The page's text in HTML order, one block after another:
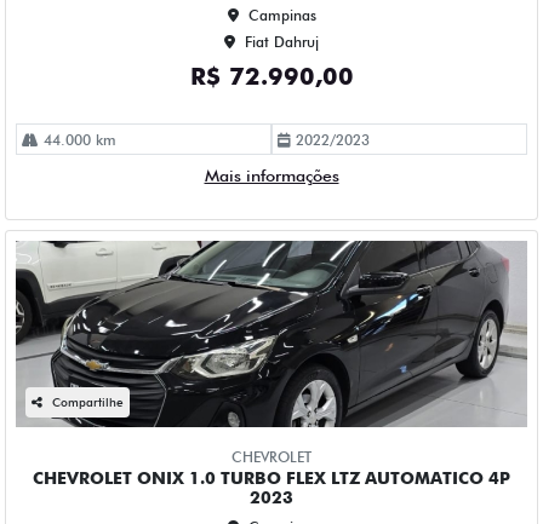
CHEVROLET ONIX 1.0 TURBO FLEX LTZ AUTOMATICO 4P
Campinas
Fiat Dahruj
R$ 84.990,00
114.000 km 2023/2023
Mais informações